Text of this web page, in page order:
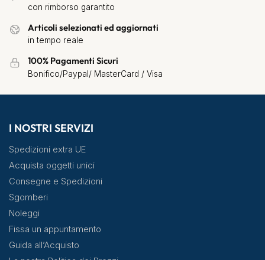
con rimborso garantito
Articoli selezionati ed aggiornati
in tempo reale
100% Pagamenti Sicuri
Bonifico/Paypal/ MasterCard / Visa
I NOSTRI SERVIZI
Spedizioni extra UE
Acquista oggetti unici
Consegne e Spedizioni
Sgomberi
Noleggi
Fissa un appuntamento
Guida all’Acquisto